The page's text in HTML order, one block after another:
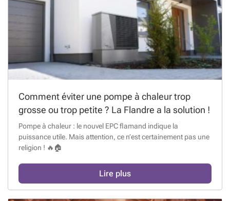
Comment éviter une pompe à chaleur trop
grosse ou trop petite ? La Flandre a la solution !
Pompe à chaleur : le nouvel EPC flamand indique la
puissance utile. Mais attention, ce n’est certainement pas une
religion ! 🔥🏠
Lire plus